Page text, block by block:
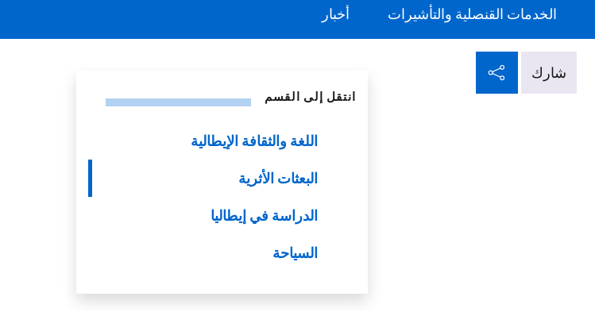
الخدمات القنصلية والتأشيرات أخبار
شارك
انتقل إلى القسم
اللغة والثقافة الإيطالية
البعثات الأثرية
الدراسة في إيطاليا
السياحة